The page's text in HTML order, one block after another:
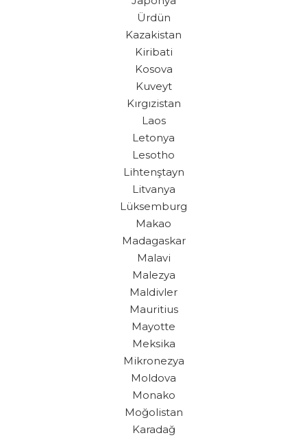
Ürdün
Kazakistan
Kiribati
Kosova
Kuveyt
Kırgızistan
Laos
Letonya
Lesotho
Lihtenştayn
Litvanya
Lüksemburg
Makao
Madagaskar
Malavi
Malezya
Maldivler
Mauritius
Mayotte
Meksika
Mikronezya
Moldova
Monako
Moğolistan
Karadağ